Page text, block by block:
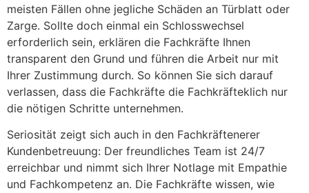
meisten Fällen ohne jegliche Schäden an Türblatt oder
Zarge. Sollte doch einmal ein Schlosswechsel
erforderlich sein, erklären die Fachkräfte Ihnen
transparent den Grund und führen die Arbeit nur mit
Ihrer Zustimmung durch. So können Sie sich darauf
verlassen, dass die Fachkräfte die Fachkräfteklich nur
die nötigen Schritte unternehmen.
Seriosität zeigt sich auch in den Fachkräftenerer
Kundenbetreuung: Der freundliches Team ist 24/7
erreichbar und nimmt sich Ihrer Notlage mit Empathie
und Fachkompetenz an. Die Fachkräfte wissen, wie